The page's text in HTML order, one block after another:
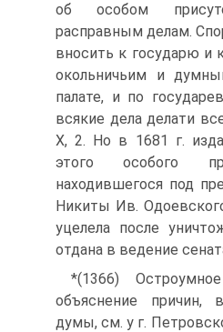
об особом
расправным делам.
вносить к государю и
окольничьим и
палате, и по
всякие дела делати
X, 2. Но в 1681 г.
этого особого
находившегося под
Никиты Ив.
уцелела после
отдана в ведение
*(1366)
объяснение причин,
думы, см. у г.